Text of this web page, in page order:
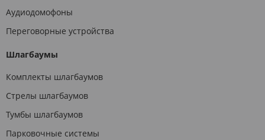
Аудиодомофоны
Переговорные устройства
Шлагбаумы
Комплекты шлагбаумов
Стрелы шлагбаумов
Тумбы шлагбаумов
Парковочные системы